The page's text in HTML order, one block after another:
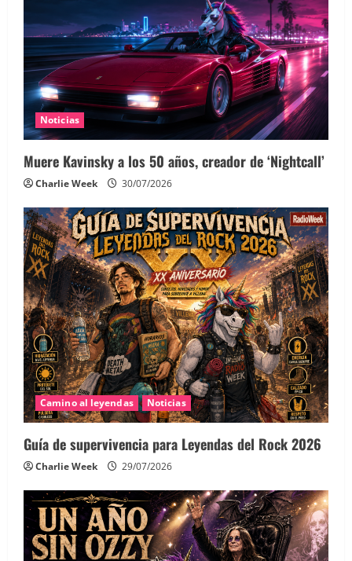
Noticias
Muere Kavinsky a los 50 años, creador de ‘Nightcall’
Charlie Week 30/07/2026
Camino al leyendas Noticias
Guía de supervivencia para Leyendas del Rock 2026
Charlie Week 29/07/2026